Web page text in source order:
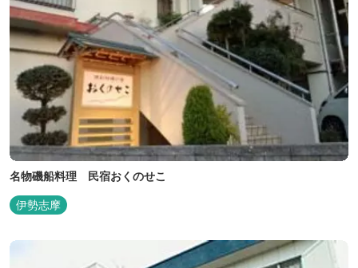
名物磯船料理 民宿おくのせこ
伊勢志摩